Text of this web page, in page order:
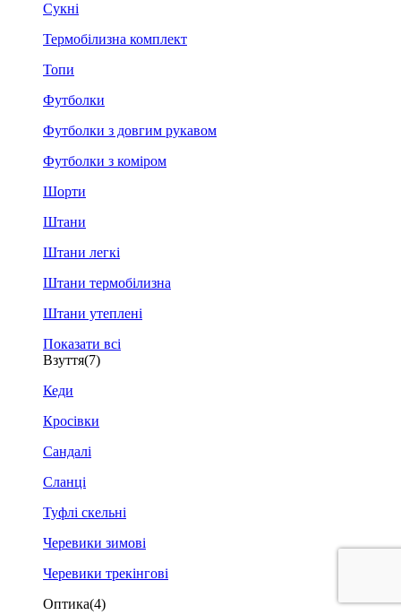
Сукні
Термобілизна комплект
Топи
Футболки
Футболки з довгим рукавом
Футболки з коміром
Шорти
Штани
Штани легкі
Штани термобілизна
Штани утеплені
Показати всі
Взуття(7)
Кеди
Кросівки
Сандалі
Сланці
Туфлі скельні
Черевики зимові
Черевики трекінгові
Оптика(4)